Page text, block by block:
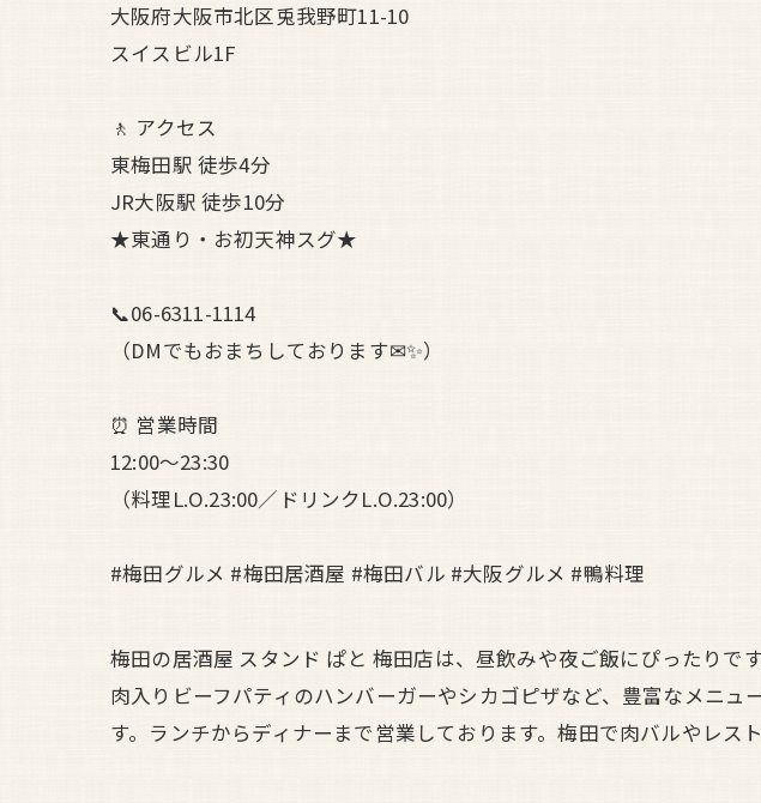
大阪府大阪市北区兎我野町11-10
スイスビル1F
🚶 アクセス
東梅田駅 徒歩4分
JR大阪駅 徒歩10分
★東通り・お初天神スグ★
📞06-6311-1114
（DMでもおまちしております✉✨）
⏰ 営業時間
12:00〜23:30
（料理L.O.23:00／ドリンクL.O.23:00）
#梅田グルメ #梅田居酒屋 #梅田バル #大阪グルメ #鴨料理
梅田の居酒屋 スタンド ぱと 梅田店は、昼飲みや夜ご飯にぴったり
肉入りビーフパティのハンバーガーやシカゴピザなど、豊富なメニ
す。ランチからディナーまで営業しております。梅田で肉バルやレス